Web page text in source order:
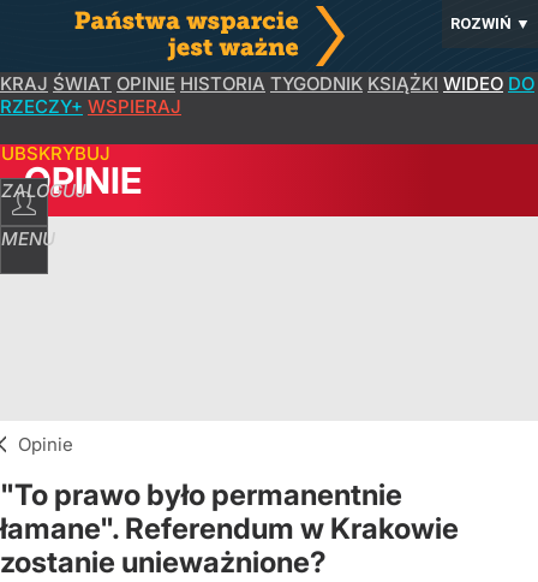
ROZWIŃ ▼
KRAJ ŚWIAT OPINIE HISTORIA TYGODNIK KSIĄŻKI WIDEO DO
RZECZY+ WSPIERAJ
ZALOGUJ
MENU
OPINIE
Opinie
"To prawo było permanentnie
łamane". Referendum w Krakowie
zostanie unieważnione?